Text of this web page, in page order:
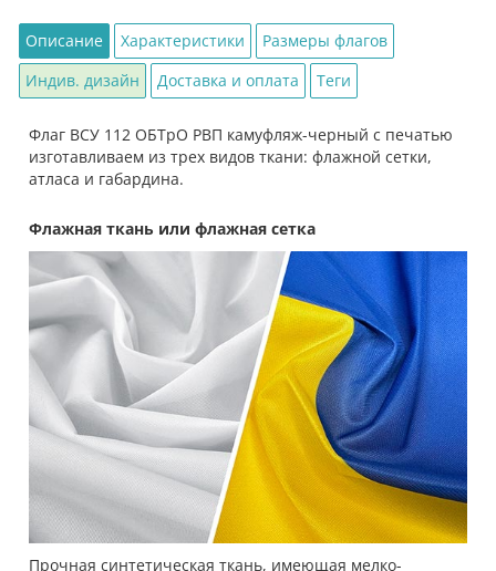
Описание Характеристики
Размеры флагов
Индив. дизайн
Доставка и оплата Теги
Флаг ВСУ 112 ОБТрО РВП камуфляж-черный с печатью
изготавливаем из трех видов ткани: флажной сетки,
атласа и габардина.
Флажная ткань или флажная сетка
Прочная синтетическая ткань, имеющая мелко-